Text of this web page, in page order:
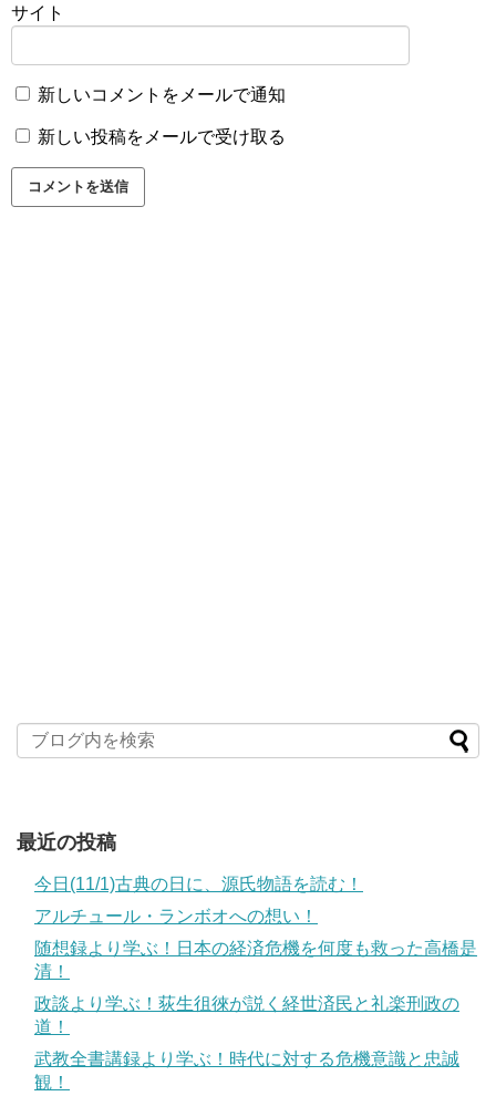
サイト
新しいコメントをメールで通知
新しい投稿をメールで受け取る
最近の投稿
今日(11/1)古典の日に、源氏物語を読む！
アルチュール・ランボオへの想い！
随想録より学ぶ！日本の経済危機を何度も救った高橋是
清！
政談より学ぶ！荻生徂徠が説く経世済民と礼楽刑政の
道！
武教全書講録より学ぶ！時代に対する危機意識と忠誠
観！